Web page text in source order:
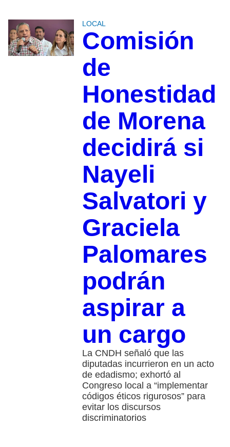
LOCAL
Comisión
de
Honestidad
de Morena
decidirá si
Nayeli
Salvatori y
Graciela
Palomares
podrán
aspirar a
un cargo
La CNDH señaló que las
diputadas incurrieron en un acto
de edadismo; exhortó al
Congreso local a “implementar
códigos éticos rigurosos” para
evitar los discursos
discriminatorios